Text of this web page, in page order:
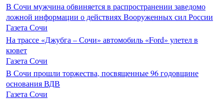
В Сочи мужчина обвиняется в распространении заведомо
ложной информации о действиях Вооруженных сил России
Газета Сочи
На трассе «Джубга – Сочи» автомобиль «Ford» улетел в
кювет
Газета Сочи
В Сочи прошли торжества, посвященные 96 годовщине
основания ВДВ
Газета Сочи